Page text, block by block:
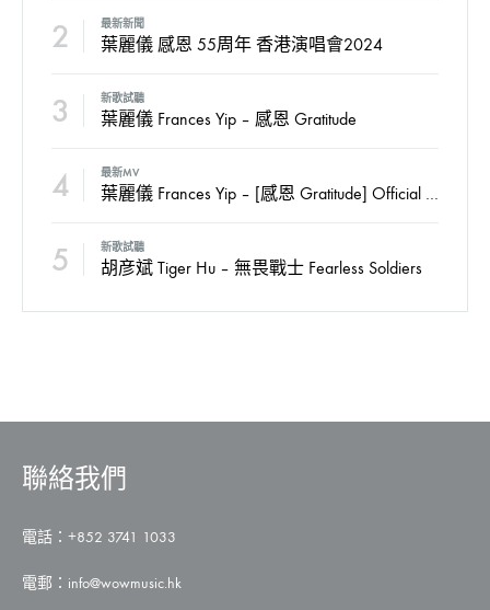
2 最新新聞
葉麗儀 感恩 55周年 香港演唱會2024
3 新歌試聽
葉麗儀 Frances Yip – 感恩 Gratitude
4 最新MV
5 新歌試聽
胡彦斌 Tiger Hu – 無畏戰士 Fearless Soldiers
聯絡我們
電話：+852 3741 1033
電郵： info@wowmusic.hk